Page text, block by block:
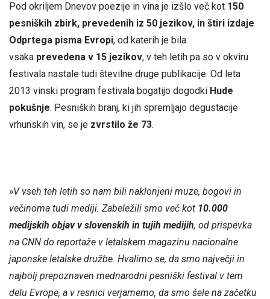
Pod okriljem Dnevov poezije in vina je izšlo več kot 150
pesniških zbirk, prevedenih iz 50 jezikov, in štiri izdaje
Odprtega pisma Evropi, od katerih je bila
vsaka prevedena v 15 jezikov, v teh letih pa so v okviru
festivala nastale tudi številne druge publikacije. Od leta
2013 vinski program festivala bogatijo dogodki Hude
pokušnje. Pesniških branj, ki jih spremljajo degustacije
vrhunskih vin, se je zvrstilo že 73.
»V vseh teh letih so nam bili naklonjeni muze, bogovi in
večinoma tudi mediji. Zabeležili smo več kot 10.000
medijskih objav v slovenskih in tujih medijih, od prispevka
na CNN do reportaže v letalskem magazinu nacionalne
japonske letalske družbe. Hvalimo se, da smo največji in
najbolj prepoznaven mednarodni pesniški festival v tem
delu Evrope, a v resnici verjamemo, da smo šele na začetku